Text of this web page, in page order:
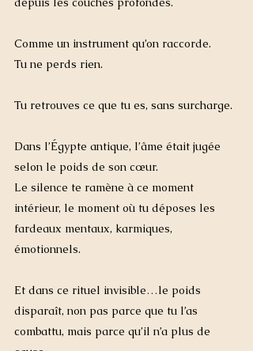
Comme un instrument qu’on raccorde.
Tu ne perds rien.
Tu retrouves ce que tu es, sans surcharge.
Dans l’Égypte antique, l’âme était jugée
selon le poids de son cœur.
Le silence te ramène à ce moment
intérieur, le moment où tu déposes les
fardeaux mentaux, karmiques,
émotionnels.
Et dans ce rituel invisible…le poids
disparaît, non pas parce que tu l’as
combattu, mais parce qu’il n’a plus de